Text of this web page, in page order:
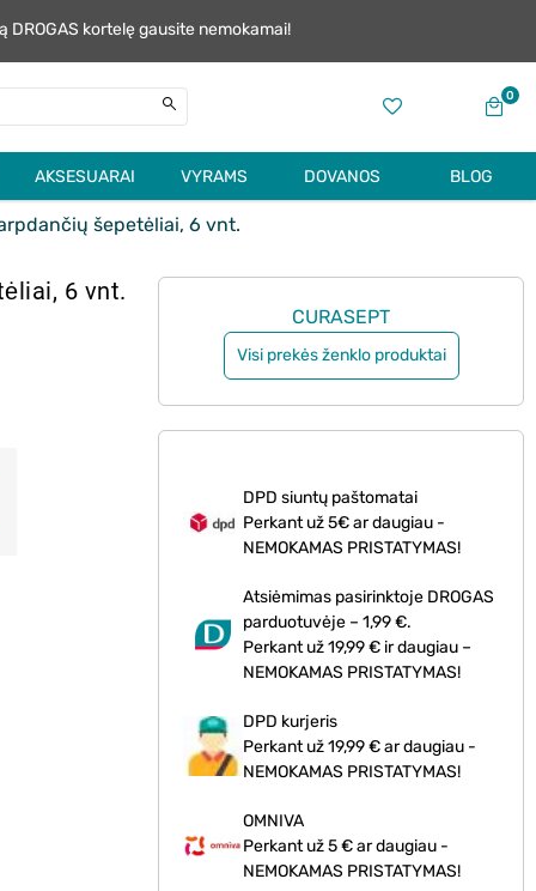
kortelę gausite nemokamai!
0
AKSESUARAI VYRAMS DOVANOS BLOG
šepetėliai, 6 vnt.
6 vnt.
CURASEPT
Visi prekės ženklo produktai
DPD siuntų paštomatai
Perkant už 5€ ar daugiau -
NEMOKAMAS PRISTATYMAS!
Atsiėmimas pasirinktoje DROGAS
parduotuvėje – 1,99 €.
Perkant už 19,99 € ir daugiau –
NEMOKAMAS PRISTATYMAS!
DPD kurjeris
Perkant už 19,99 € ar daugiau -
NEMOKAMAS PRISTATYMAS!
OMNIVA
Perkant už 5 € ar daugiau -
NEMOKAMAS PRISTATYMAS!